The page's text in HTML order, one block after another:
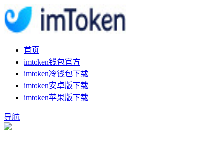
首页
imtoken钱包官方
imtoken冷钱包下载
imtoken安卓版下载
imtoken苹果版下载
导航